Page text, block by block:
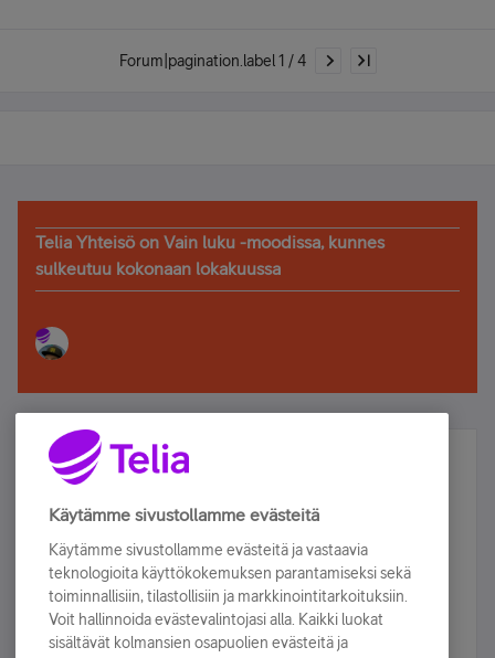
Forum|pagination.label 1 / 4
Telia Yhteisö on Vain luku -moodissa, kunnes
sulkeutuu kokonaan lokakuussa
Älä jää paitsi – osallistu ja voita!
Tilaa Telian uutiskirje ja olet mukana arvonnassa.
sähköpostiisi.
Tilaa nyt
Käytämme sivustollamme evästeitä
Käytämme sivustollamme evästeitä ja vastaavia
teknologioita käyttökokemuksen parantamiseksi sekä
toiminnallisiin, tilastollisiin ja markkinointitarkoituksiin.
Voit hallinnoida evästevalintojasi alla. Kaikki luokat
sisältävät kolmansien osapuolien evästeitä ja